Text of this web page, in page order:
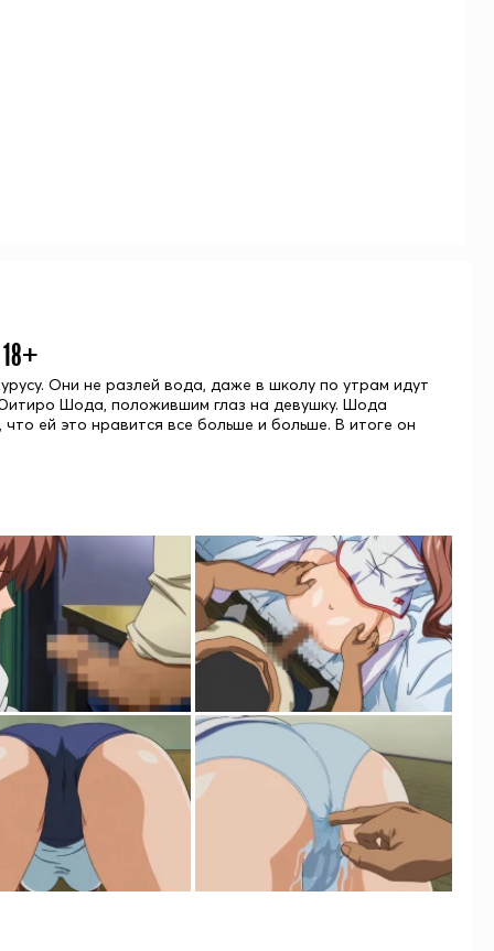
Они не разлей вода, даже в школу по утрам идут
Шода, положившим глаз на девушку. Шода
ей это нравится все больше и больше. В итоге он